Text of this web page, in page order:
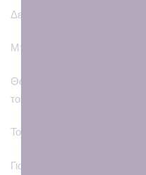
Δερματίνη με κεντημένα
Μπορεί να γίνει και
Θα ενθουσιάσει τους
το party!
Το κόστος ισχύει για
Για χρόνο παράδοσης καθώς